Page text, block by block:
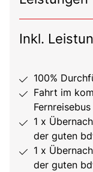
Inkl.
100%
Fahrt im
Fernreisebus
1 x
der guten
1 x
der guten